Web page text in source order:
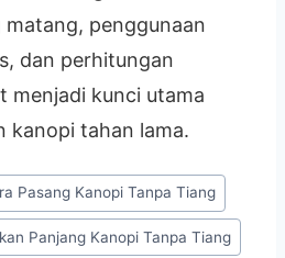
matang, penggunaan
dan perhitungan
menjadi kunci utama
kanopi tahan lama.
Pasang Kanopi Tanpa Tiang
Panjang Kanopi Tanpa Tiang